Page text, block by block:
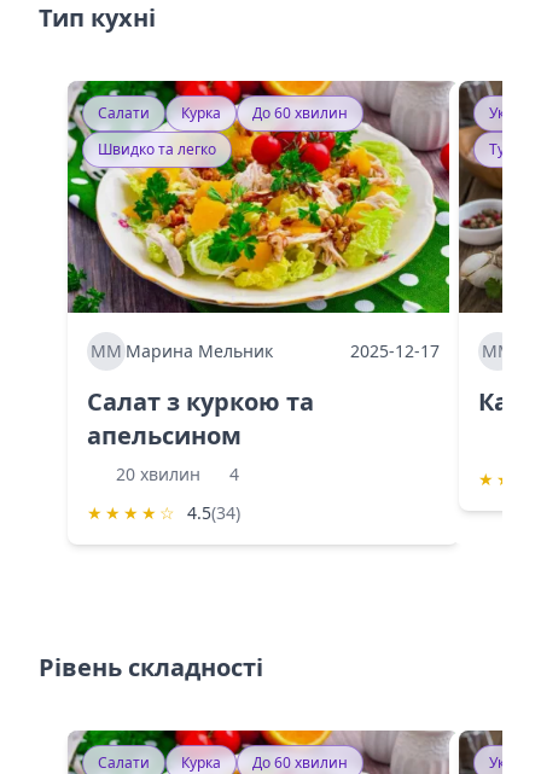
Тип кухні
Салати Курка
До 60 хвилин
Швидко та легко
ММ Марина Мельник 2025-12-17
Салат з куркою та
апельсином
20 хвилин
4
★ ★ ★ ★ ☆ 4.5(34)
ММ
★ ★
Рівень складності
Салати Курка
До 60 хвилин